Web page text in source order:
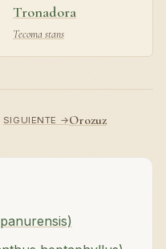
Tronadora
Tecoma stans
SIGUIENTE →Orozuz